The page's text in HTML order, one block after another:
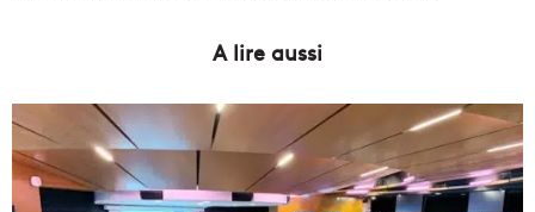
A lire aussi